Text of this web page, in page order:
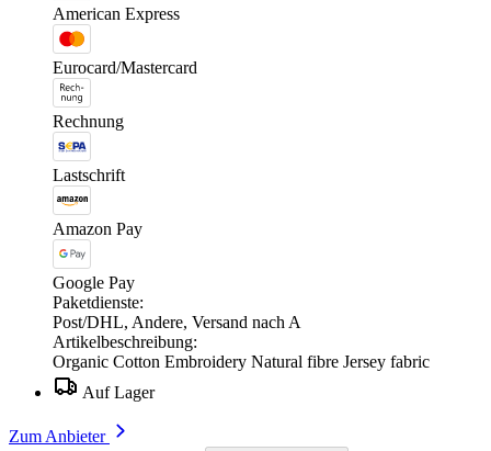
American Express
Eurocard/Mastercard
Rechnung
Lastschrift
Amazon Pay
Google Pay
Paketdienste:
Post/DHL, Andere, Versand nach A
Artikelbeschreibung:
Organic Cotton Embroidery Natural fibre Jersey fabric
Auf Lager
Zum Anbieter